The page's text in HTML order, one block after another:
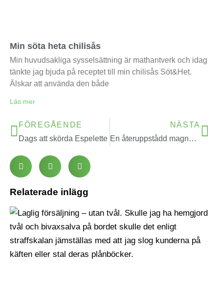
Min söta heta chilisås
Min huvudsakliga sysselsättning är mathantverk och idag
tänkte jag bjuda på receptet till min chilisås Söt&Het.
Älskar att använda den både
Läs mer
FÖREGÅENDE
Dags att skörda Espelette
NÄSTA
En återuppstådd magnolia
Relaterade inlägg